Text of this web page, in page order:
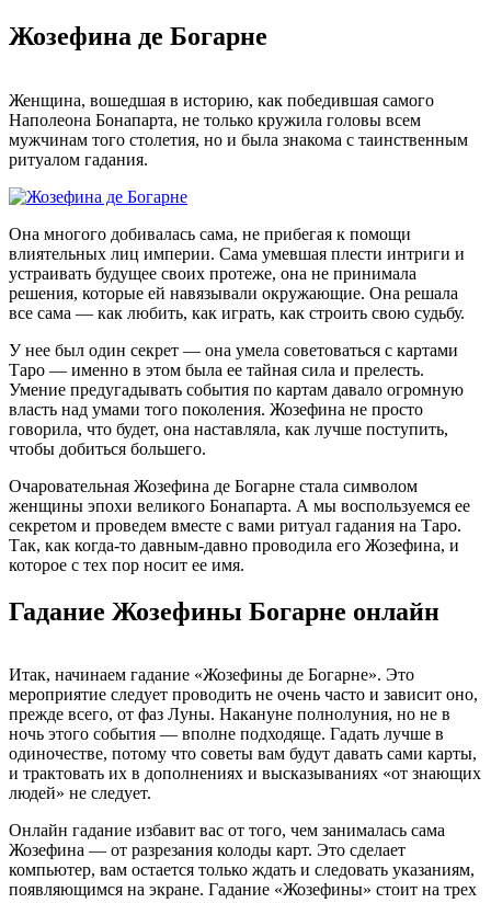
Жозефина де Богарне
Женщина, вошедшая в историю, как победившая самого
Наполеона Бонапарта, не только кружила головы всем
мужчинам того столетия, но и была знакома с таинственным
ритуалом гадания.
Она многого добивалась сама, не прибегая к помощи
влиятельных лиц империи. Сама умевшая плести интриги и
устраивать будущее своих протеже, она не принимала
решения, которые ей навязывали окружающие. Она решала
все сама — как любить, как играть, как строить свою судьбу.
У нее был один секрет — она умела советоваться с картами
Таро — именно в этом была ее тайная сила и прелесть.
Умение предугадывать события по картам давало огромную
власть над умами того поколения. Жозефина не просто
говорила, что будет, она наставляла, как лучше поступить,
чтобы добиться большего.
Очаровательная Жозефина де Богарне стала символом
женщины эпохи великого Бонапарта. А мы воспользуемся ее
секретом и проведем вместе с вами ритуал гадания на Таро.
Так, как когда-то давным-давно проводила его Жозефина, и
которое с тех пор носит ее имя.
Гадание Жозефины Богарне онлайн
Итак, начинаем гадание «Жозефины де Богарне». Это
мероприятие следует проводить не очень часто и зависит оно,
прежде всего, от фаз Луны. Накануне полнолуния, но не в
ночь этого события — вполне подходяще. Гадать лучше в
одиночестве, потому что советы вам будут давать сами карты,
и трактовать их в дополнениях и высказываниях «от знающих
людей» не следует.
Онлайн гадание избавит вас от того, чем занималась сама
Жозефина — от разрезания колоды карт. Это сделает
компьютер, вам остается только ждать и следовать указаниям,
появляющимся на экране. Гадание «Жозефины» стоит на трех